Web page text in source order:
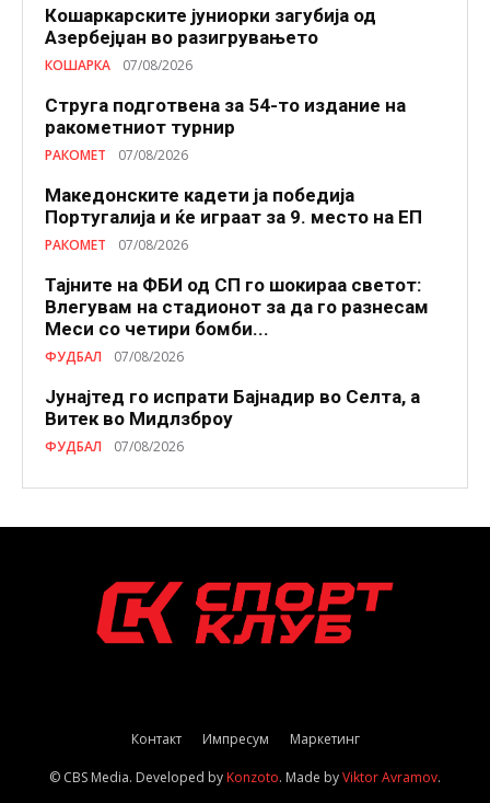
Кошаркарските јуниорки загубија од
Азербејџан во разигрувањето
КОШАРКА 07/08/2026
Струга подготвена за 54-то издание на
ракометниот турнир
РАКОМЕТ 07/08/2026
Македонските кадети ја победија
Португалија и ќе играат за 9. место на ЕП
РАКОМЕТ 07/08/2026
Тајните на ФБИ од СП го шокираа светот:
Влегувам на стадионот за да го разнесам
Меси со четири бомби...
ФУДБАЛ 07/08/2026
Јунајтед го испрати Бајнадир во Селта, а
Витек во Мидлзброу
ФУДБАЛ 07/08/2026
Контакт Импресум Маркетинг
© CBS Media. Developed byKonzoto. Made byViktor Avramov.